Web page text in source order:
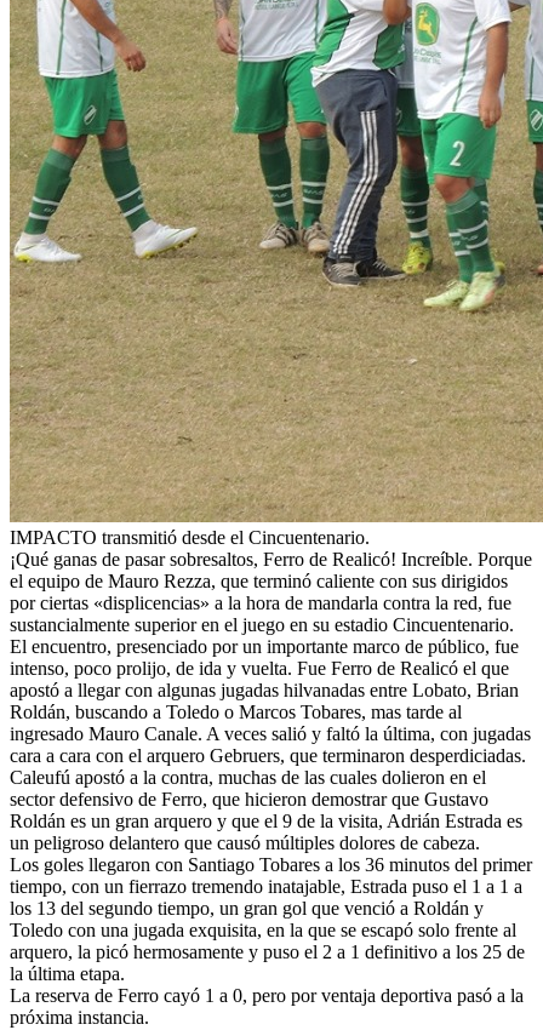
IMPACTO transmitió desde el Cincuentenario.
¡Qué ganas de pasar sobresaltos, Ferro de Realicó! Increíble. Porque
el equipo de Mauro Rezza, que terminó caliente con sus dirigidos
por ciertas «displicencias» a la hora de mandarla contra la red, fue
sustancialmente superior en el juego en su estadio Cincuentenario.
El encuentro, presenciado por un importante marco de público, fue
intenso, poco prolijo, de ida y vuelta. Fue Ferro de Realicó el que
apostó a llegar con algunas jugadas hilvanadas entre Lobato, Brian
Roldán, buscando a Toledo o Marcos Tobares, mas tarde al
ingresado Mauro Canale. A veces salió y faltó la última, con jugadas
cara a cara con el arquero Gebruers, que terminaron desperdiciadas.
Caleufú apostó a la contra, muchas de las cuales dolieron en el
sector defensivo de Ferro, que hicieron demostrar que Gustavo
Roldán es un gran arquero y que el 9 de la visita, Adrián Estrada es
un peligroso delantero que causó múltiples dolores de cabeza.
Los goles llegaron con Santiago Tobares a los 36 minutos del primer
tiempo, con un fierrazo tremendo inatajable, Estrada puso el 1 a 1 a
los 13 del segundo tiempo, un gran gol que venció a Roldán y
Toledo con una jugada exquisita, en la que se escapó solo frente al
arquero, la picó hermosamente y puso el 2 a 1 definitivo a los 25 de
la última etapa.
La reserva de Ferro cayó 1 a 0, pero por ventaja deportiva pasó a la
próxima instancia.